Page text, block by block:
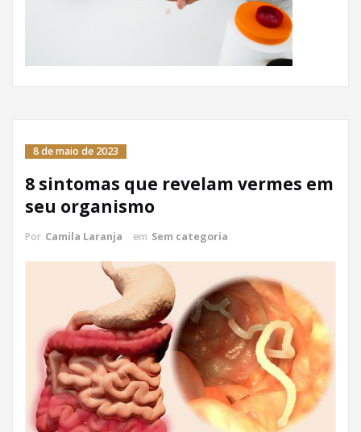
8 de maio de 2023
8 sintomas que revelam vermes em
seu organismo
Por Camila Laranja em Sem categoria